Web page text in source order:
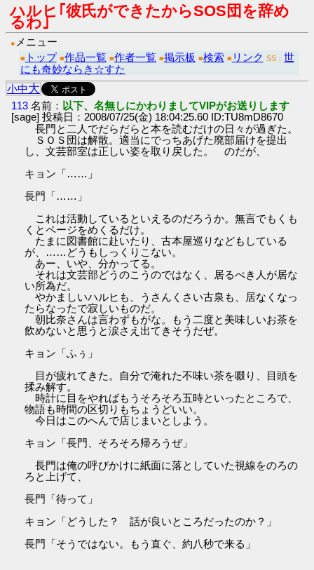
ハルヒ｢彼氏ができたからSOS団を辞め
るわ｣
● メニュー
■ トップ ■作品一覧 ■作者一覧 ■掲示板 ■検索 ■ リンク SS： 世
にも奇妙ならき☆すた
小中大
113 名前： 以下、名無しにかわりましてVIPがお送りします
[sage] 投稿日：2008/07/25(金) 18:04:25.60 ID:TU8mD8670
長門と二人でだらだらと本を読むだけの日々が過ぎた。
ＳＯＳ団は解散。適当にでっちあげた廃部届けを提出
し、文芸部室は正しい姿を取り戻した。 のだが、
キョン「……」
長門「……」
これは活動しているといえるのだろうか。無言でもくも
くとページをめくるだけ。
たまに図書館に赴いたり、古本屋巡りなどもしている
が、……どうもしっくりこない。
あー、いや、分かってる。
それは文芸部どうのこうのではなく、居るべき人が居な
い所為だ。
やかましいハルヒも、うさんくさい古泉も、居なくなっ
たらなったで寂しいものだ。
朝比奈さんは言わずもがな。もう二度と美味しいお茶を
飲めないと思うと涙さえ出てきそうだぜ。
キョン「ふぅ」
目が疲れてきた。自分で淹れた不味い茶を啜り、目頭を
揉み解す。
時計に目をやればもうそろそろ五時といったところで、
物語も時間の区切りもちょうどいい。
今日はこのへんで店じまいとしよう。
キョン「長門、そろそろ帰ろうぜ」
長門は俺の呼びかけに紙面に落としていた視線をのろの
ろと上げて、
長門「待って」
キョン「どうした？ 話が良いところだったのか？」
長門「そうではない。もう直ぐ、約八秒で来る」